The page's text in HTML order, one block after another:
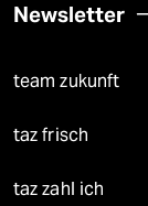
Newsletter
team zukunft
taz frisch
taz zahl ich